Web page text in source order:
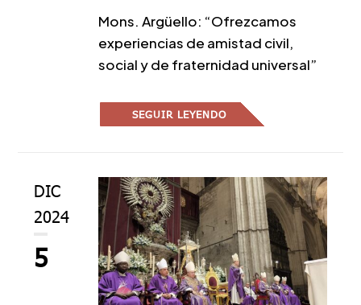
Mons. Argüello: “Ofrezcamos
experiencias de amistad civil,
social y de fraternidad universal”
SEGUIR LEYENDO
DIC
2024
5